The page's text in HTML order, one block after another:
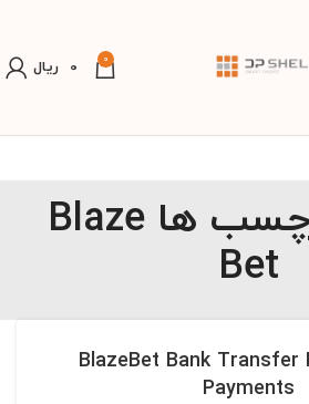
0
0 ریال
آرشیو برچسب ها Blaze
Bet
BlazeBet Bank Transfer
Payments